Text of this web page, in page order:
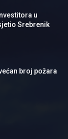
u
Srebrenik
broj požara